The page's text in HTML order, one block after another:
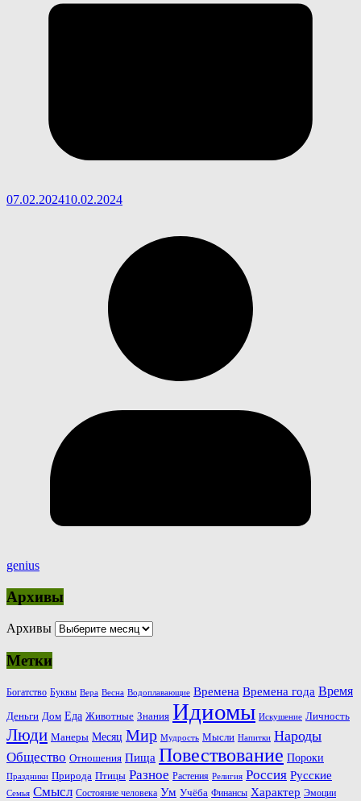
07.02.202410.02.2024
genius
Архивы
Архивы
Метки
Богатство Буквы Вера Весна Водоплавающие Времена Времена года Время
Деньги Дом Еда Животные Знания Идиомы Искушение Личность
Люди Манеры Месяц Мир Мудрость Мысли Напитки Народы
Общество Отношения Пища Повествование Пороки
Праздники Природа Птицы Разное Растения Религия Россия Русские
Семья Смысл Состояние человека Ум Учёба Финансы Характер Эмоции